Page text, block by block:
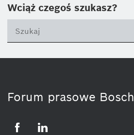
Wciąż czegoś szukasz?
Forum prasowe Bosch